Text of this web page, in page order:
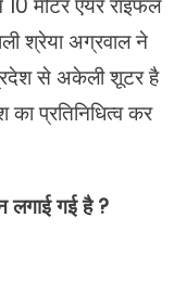
मीटर एयर राइफल
श्रेया अग्रवाल ने
से अकेली शूटर है
प्रतिनिधित्व कर
लगाई गई है ?